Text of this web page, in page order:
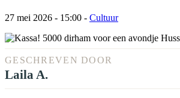
27 mei 2026 - 15:00 - Cultuur
GESCHREVEN DOOR
Laila A.